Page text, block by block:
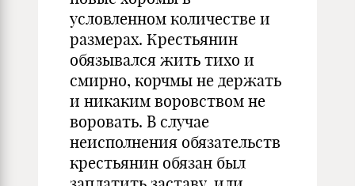
условленном количестве и
размерах. Крестьянин
обязывался жить тихо и
смирно, корчмы не держать
и никаким воровством не
воровать. В случае
неисполнения обязательств
крестьянин обязан был